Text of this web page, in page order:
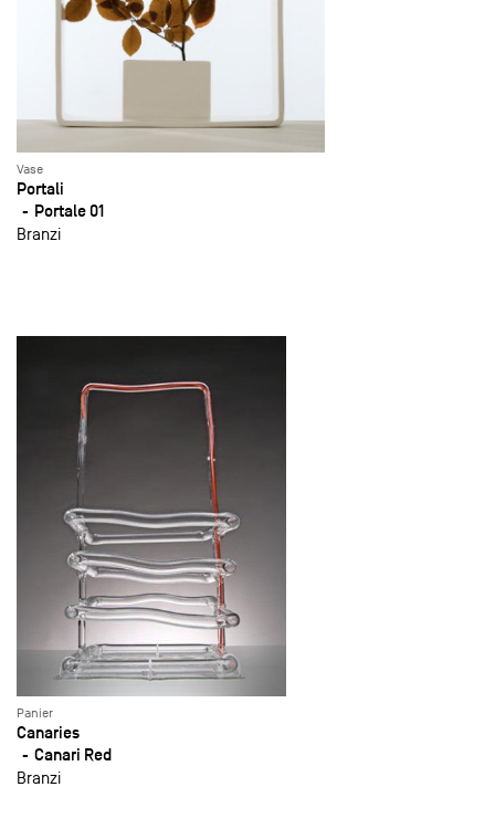
Vase
Portali
Portale 01
Branzi
Panier
Canaries
Canari Red
Branzi